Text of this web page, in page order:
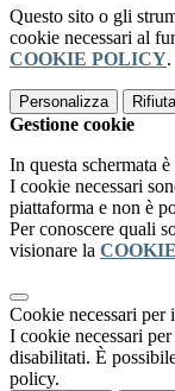
Questo sito o gli
cookie necessari al
COOKIE POLICY.
Personalizza
Gestione cookie
In questa schermata
I cookie necessari
piattaforma e non è
Per conoscere quali
visionare la
Cookie necessari per
I cookie necessari
disabilitati. È
policy.